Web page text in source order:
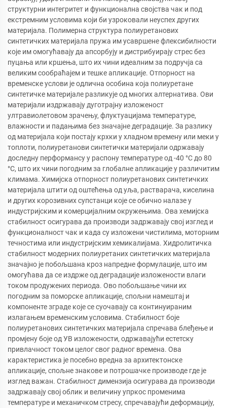
структурни интегритет и функционална својства чак и под
екстремним условима који би узроковали неуспех других
материјала. Полимерна структура полиуретанових
синтетичких материјала пружа им усавршене флексибилности
које им омогућавају да апсорбују и дистрибуирају стрес без
пуцања или кршења, што их чини идеалним за подручја са
великим сообраћајем и тешке апликације. Отпорност на
временске услови је одлична особина која полиуретане
синтетичке материјале разликује од многих алтернатива. Ови
материјали издржавају дуготрајну изложеност
ултравиолетовом зрачењу, флуктуацијама температуре,
влажности и падањима без значајне деградације. За разлику
од материјала који постају крхки у хладном времену или меки у
топлоти, полиуретанови синтетички материјали одржавају
доследну перформансу у распону температуре од -40 °C до 80
°C, што их чини погодним за глобалне апликације у различитим
климама. Химијска отпорност полиуретанових синтетичких
материјала штити од оштећења од уља, растварача, киселина
и других корозивних супстанци које се обично налазе у
индустријским и комерцијалним окружењима. Ова хемијска
стабилност осигурава да производи задржавају свој изглед и
функционалност чак и када су изложени чистилима, моторним
течностима или индустријским хемикалијама. Хидролитичка
стабилност модерних полиуретаних синтетичких материјала
значајно је побољшана кроз напредне формулације, што им
омогућава да се издрже од деградације изложености влаги
током продужених периода. Ово побољшање чини их
погодним за поморске апликације, спољни намештај и
компоненте зграде које се суочавају са континуираним
излагањем временским условима. Стабилност боје
полиуретанових синтетичких материјала спречава блеђење и
промјену боје од УВ изложености, одржавајући естетску
привлачност током целог свог радног времена. Ова
карактеристика је посебно вредна за архитектонске
апликације, спољне знакове и потрошачке производе где је
изглед важан. Стабилност димензија осигурава да производи
задржавају свој облик и величину упркос променима
температуре и механичком стресу, спречавајући деформацију,